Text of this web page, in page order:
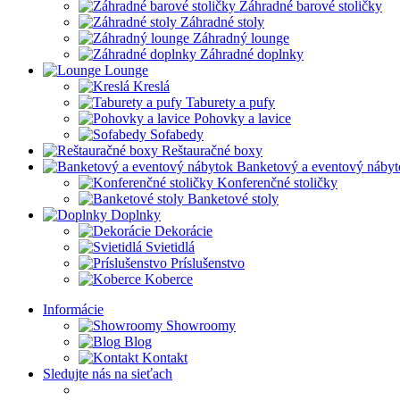
Záhradné barové stoličky
Záhradné stoly
Záhradný lounge
Záhradné doplnky
Lounge
Kreslá
Taburety a pufy
Pohovky a lavice
Sofabedy
Reštauračné boxy
Banketový a eventový
Konferenčné stoličky
Banketové stoly
Doplnky
Dekorácie
Svietidlá
Príslušenstvo
Koberce
Informácie
Showroomy
Blog
Kontakt
Sledujte nás na sieťach